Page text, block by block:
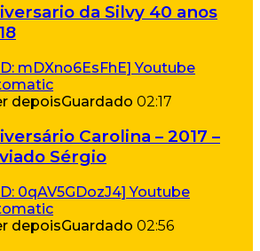
da Silvy 40 anos
depoisGuardado 02:17
Carolina – 2017 –
Sérgio
depoisGuardado 02:56